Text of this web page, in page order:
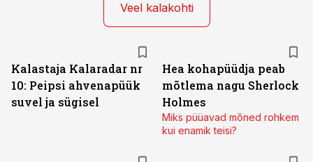
Veel kalakohti
Kalastaja Kalaradar nr
10: Peipsi ahvenapüük
suvel ja sügisel
Hea kohapüüdja peab
mõtlema nagu Sherlock
Holmes
Miks püüavad mõned rohkem
kui enamik teisi?